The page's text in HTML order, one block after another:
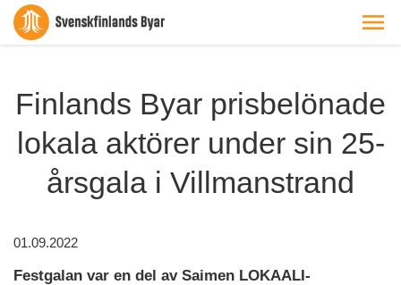
Finlands Byar prisbelönade
lokala aktörer under sin 25-
årsgala i Villmanstrand
01.09.2022
Festgalan var en del av Saimen LOKAALI-